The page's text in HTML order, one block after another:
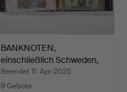
BANKNOTEN,
einschließlich Schweden,
Finnla…
Beendet 11. Apr 2025
9 Gebote